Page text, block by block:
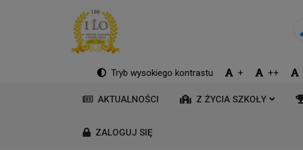
Tryb wysokiego kontrastu + ++
AKTUALNOŚCI Z ŻYCIA SZKOŁY
ZALOGUJ SIĘ